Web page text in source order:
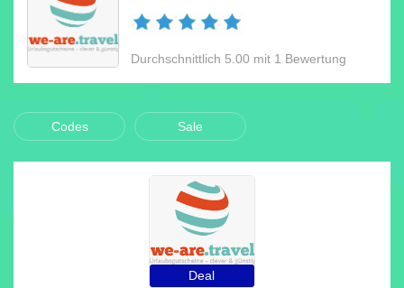
Durchschnittlich 5.00 mit 1 Bewertung
Codes Sale
Deal